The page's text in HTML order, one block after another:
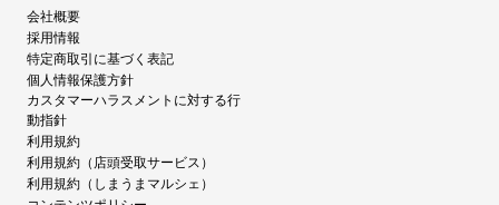
会社概要
採用情報
特定商取引に基づく表記
個人情報保護方針
カスタマーハラスメントに対する行
動指針
利用規約
利用規約（店頭受取サービス）
利用規約（しまうまマルシェ）